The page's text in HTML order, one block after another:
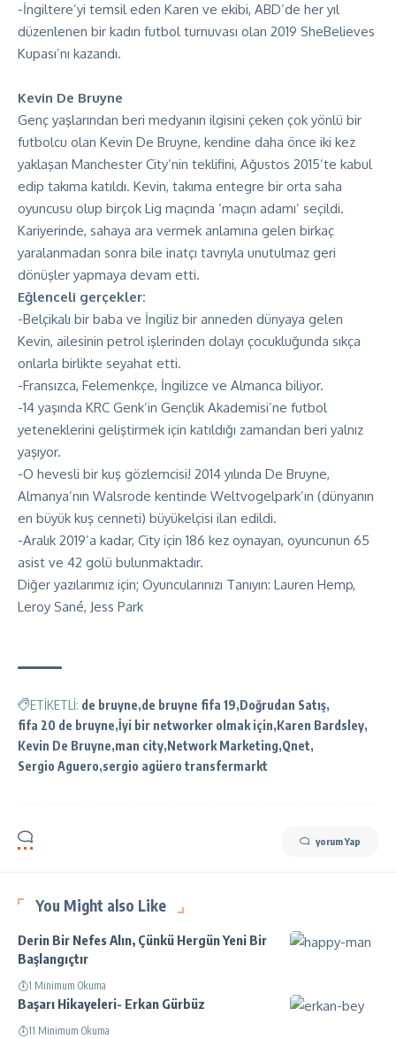
-İngiltere’yi temsil eden Karen ve ekibi, ABD’de her yıl
düzenlenen bir kadın futbol turnuvası olan 2019 SheBelieves
Kupası’nı kazandı.
Kevin De Bruyne
Genç yaşlarından beri medyanın ilgisini çeken çok yönlü bir
futbolcu olan Kevin De Bruyne, kendine daha önce iki kez
yaklaşan Manchester City’nin teklifini, Ağustos 2015’te kabul
edip takıma katıldı. Kevin, takıma entegre bir orta saha
oyuncusu olup birçok Lig maçında ‘maçın adamı’ seçildi.
Kariyerinde, sahaya ara vermek anlamına gelen birkaç
yaralanmadan sonra bile inatçı tavrıyla unutulmaz geri
dönüşler yapmaya devam etti.
Eğlenceli gerçekler:
-Belçikalı bir baba ve İngiliz bir anneden dünyaya gelen
Kevin, ailesinin petrol işlerinden dolayı çocukluğunda sıkça
onlarla birlikte seyahat etti.
-Fransızca, Felemenkçe, İngilizce ve Almanca biliyor.
-14 yaşında KRC Genk’in Gençlik Akademisi’ne futbol
yeteneklerini geliştirmek için katıldığı zamandan beri yalnız
yaşıyor.
-O hevesli bir kuş gözlemcisi! 2014 yılında De Bruyne,
Almanya’nın Walsrode kentinde Weltvogelpark’ın (dünyanın
en büyük kuş cenneti) büyükelçisi ilan edildi.
-Aralık 2019’a kadar, City için 186 kez oynayan, oyuncunun 65
asist ve 42 golü bulunmaktadır.
Diğer yazılarımız için; Oyuncularınızı Tanıyın: Lauren Hemp,
Leroy Sané, Jess Park
ETİKETLİ: de bruyne de bruyne fifa 19 Doğrudan Satış
fifa 20 de bruyne İyi bir networker olmak için Karen Bardsley
Kevin De Bruyne man city Network Marketing Qnet
Sergio Aguero sergio agüero transfermarkt
yorum Yap
You Might also Like
Derin Bir Nefes Alın, Çünkü Hergün Yeni Bir
Başlangıçtır
1 Minimum Okuma
Başarı Hikayeleri- Erkan Gürbüz
11 Minimum Okuma